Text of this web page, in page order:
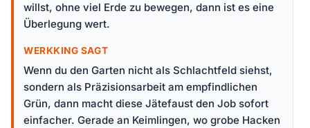
willst, ohne viel Erde zu bewegen, dann ist es eine
Überlegung wert.
WERKKING SAGT
Wenn du den Garten nicht als Schlachtfeld siehst,
sondern als Präzisionsarbeit am empfindlichen
Grün, dann macht diese Jätefaust den Job sofort
einfacher. Gerade an Keimlingen, wo grobe Hacken